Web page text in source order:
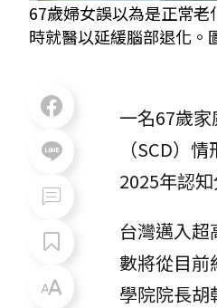
67歲婦女誤以為是正常
時就醫以延緩腦部退化
一名67歲
（SCD）
2025年認
台灣邁入
數將從目前
學院院長胡